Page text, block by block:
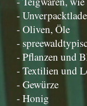
-
- Oliven, Öle
-
- Pflanzen und
- Textilien und
- Gewürze
- Honig